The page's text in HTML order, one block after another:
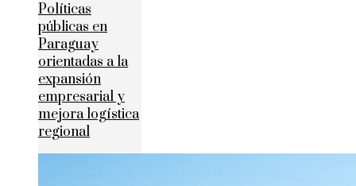
Políticas
públicas en
Paraguay
orientadas a la
expansión
empresarial y
mejora logística
regional